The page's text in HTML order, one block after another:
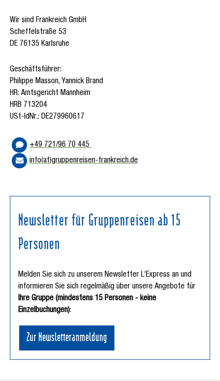
Wir sind Frankreich GmbH
Scheffelstraße 53
DE 76135 Karlsruhe
Geschäftsführer:
Philippe Masson, Yannick Brand
HR: Amtsgericht Mannheim
HRB 713204
USt-IdNr.: DE279960617
+49 721/96 70 445
info(at)gruppenreisen-frankreich.de
Newsletter für Gruppenreisen ab 15
Personen
Melden Sie sich zu unserem Newsletter L‘Express an und
informieren Sie sich regelmäßig über unsere Angebote für
Ihre Gruppe (mindestens 15 Personen - keine
Einzelbuchungen):
Zur Newsletteranmeldung